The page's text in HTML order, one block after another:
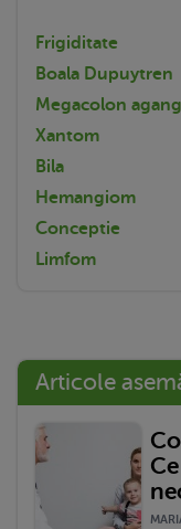
Frigiditate
Boala Dupuytren
Megacolon
Xantom
Bila
Hemangiom
Conceptie
Limfom
Articole